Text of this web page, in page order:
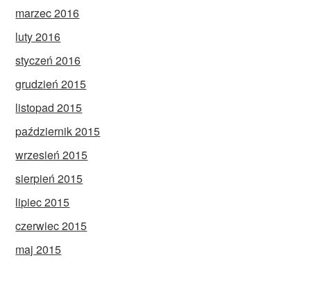
marzec 2016
luty 2016
styczeń 2016
grudzień 2015
listopad 2015
październik 2015
wrzesień 2015
sierpień 2015
lipiec 2015
czerwiec 2015
maj 2015